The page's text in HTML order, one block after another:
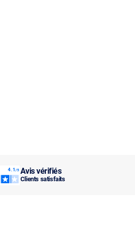
Avis vérifiés
Clients satisfaits